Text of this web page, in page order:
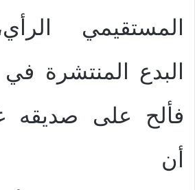
المستقيمي
البدع المنتشرة
فألح على صديقه
أن